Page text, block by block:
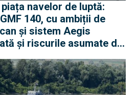
navelor de luptă:
140, cu ambiții de
și sistem Aegis
și riscurile asumate de